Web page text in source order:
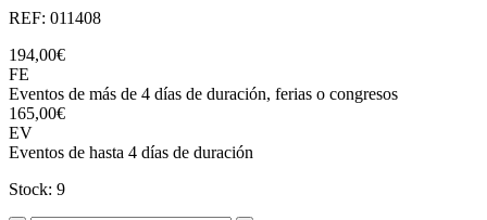
REF: 011408
194,00€
FE
Eventos de más de 4 días de duración, ferias o congresos
165,00€
EV
Eventos de hasta 4 días de duración
Stock: 9